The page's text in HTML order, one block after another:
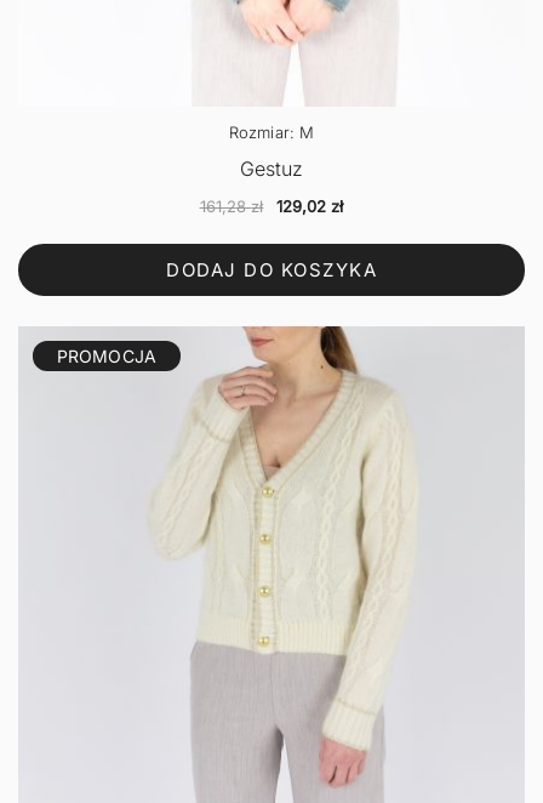
Rozmiar: M
Gestuz
161,28zł
Pierwotna
wynosiła:
161,28 zł.
129,02 złAktualna
wynosi:
129,02 zł.
DODAJ DO KOSZYKA
PROMOCJA